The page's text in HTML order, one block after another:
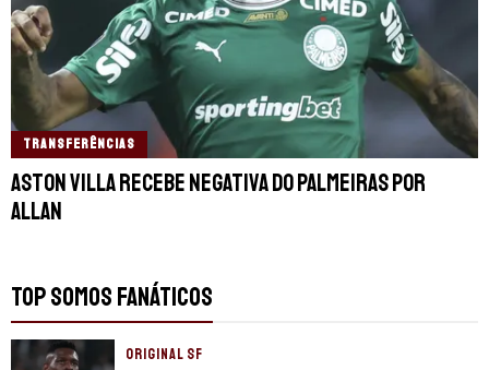
TRANSFERÊNCIAS
Aston Villa recebe negativa do Palmeiras por
Allan
TOP SOMOS FANÁTICOS
ORIGINAL SF